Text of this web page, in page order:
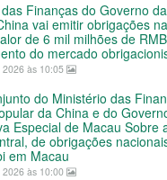
Finanças do Governo
vai emitir obrigações
de 6 mil milhões de
do mercado
às 10:05
do Ministério das
da China e do
Especial de Macau Sobre
de obrigações
em Macau
às 10:00